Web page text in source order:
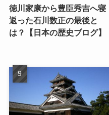
徳川家康から豊臣秀吉へ寝
返った石川数正の最後と
は？【日本の歴史ブログ】